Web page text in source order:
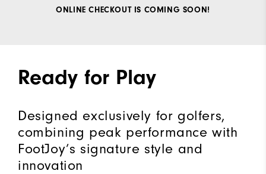
ONLINE CHECKOUT IS COMING SOON!
Ready for Play
Designed exclusively for golfers,
combining peak performance with
FootJoy’s signature style and
innovation